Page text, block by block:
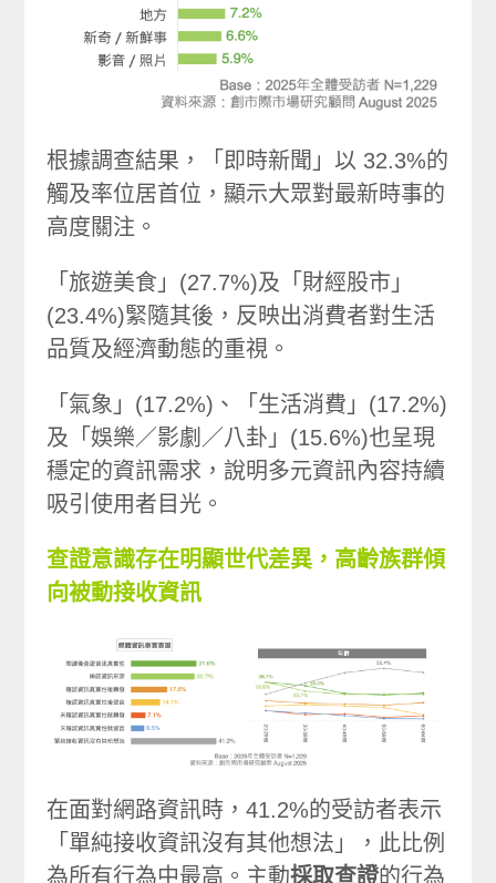
根據調查結果，「即時新聞」以 32.3%的
觸及率位居首位，顯示大眾對最新時事的
高度關注。
「旅遊美食」(27.7%)及「財經股市」
(23.4%)緊隨其後，反映出消費者對生活
品質及經濟動態的重視。
「氣象」(17.2%)、「生活消費」(17.2%)
及「娛樂／影劇／八卦」(15.6%)也呈現
穩定的資訊需求，說明多元資訊內容持續
吸引使用者目光。
查證意識存在明顯世代差異，高齡族群傾
向被動接收資訊
在面對網路資訊時，41.2%的受訪者表示
「單純接收資訊沒有其他想法」，此比例
為所有行為中最高。主動採取查證的行為